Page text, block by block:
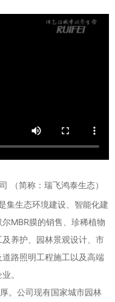
（简称： 瑞飞鸿泰生态）
集生态环境建设、智能化建
MBR膜的销售、珍稀植物
养护、园林景观设计、市
路照明工程施工以及高端
。
。公司现有国家城市园林